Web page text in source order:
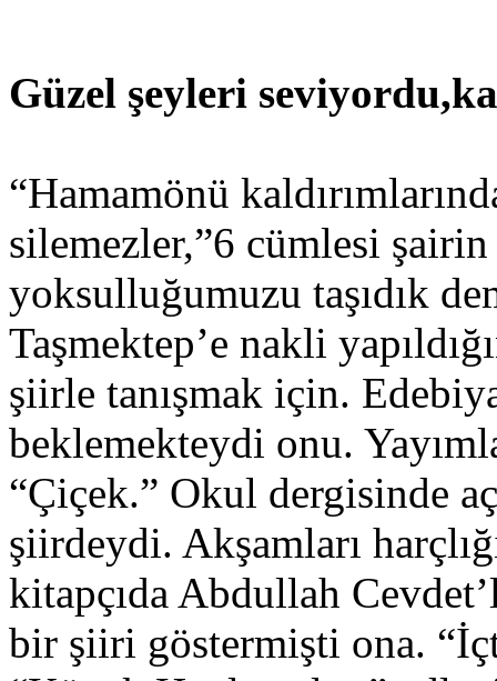
Güzel şeyleri
“Hamamönü
silemezler,”6 cümlesi
yoksulluğumuzu taşıdık
Taşmektep’e nakli
şiirle tanışmak için.
beklemekteydi onu.
“Çiçek.” Okul dergisinde
şiirdeydi. Akşamları
kitapçıda Abdullah
bir şiiri göstermişti ona.